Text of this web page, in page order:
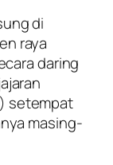
di
raya
daring
setempat
masing-